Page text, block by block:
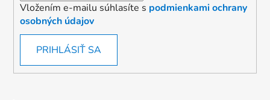
Vložením e-mailu súhlasíte s podmienkami ochrany
osobných údajov
PRIHLÁSIŤ SA